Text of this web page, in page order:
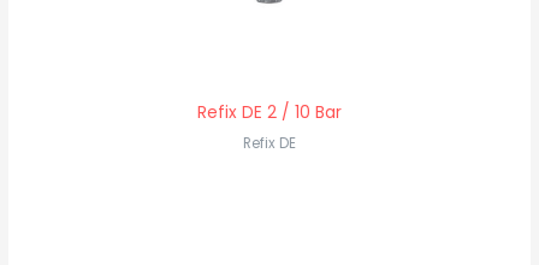
Refix DE 2 / 10 Bar
Refix DE